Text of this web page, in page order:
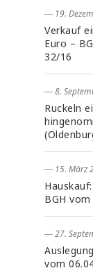
― 19.
Verkauf
Euro –
32/16
― 8.
Ruckeln
― 15. März
BGH
― 27.
vom